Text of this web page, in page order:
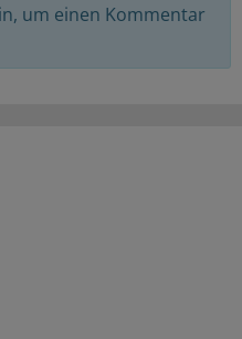
um einen Kommentar